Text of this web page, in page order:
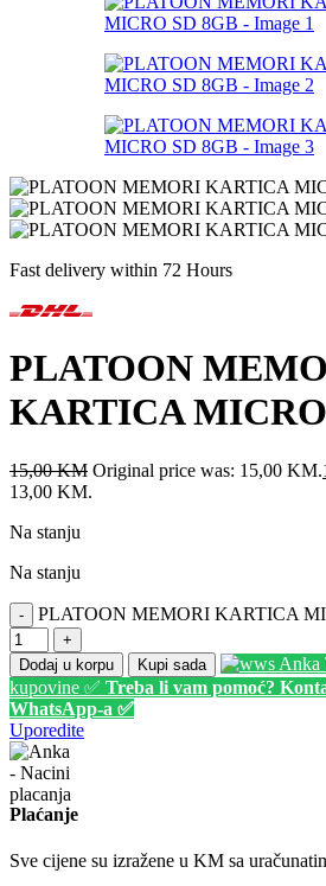
Fast delivery within 72 Hours
PLATOON
KARTICA
15,00KM Original price was: 15,00 KM.
13,00 KM.
Na stanju
Na stanju
- PLATOON MEMORI KARTICA
+
Dodaj u korpu
Kupi sada
Anka
kupovine ✅ Treba li vam pomoć?
WhatsApp-a ✅
Uporedite
Plaćanje
Sve cijene su izražene u KM sa